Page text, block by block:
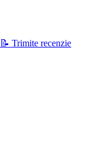
📝 Trimite recenzie